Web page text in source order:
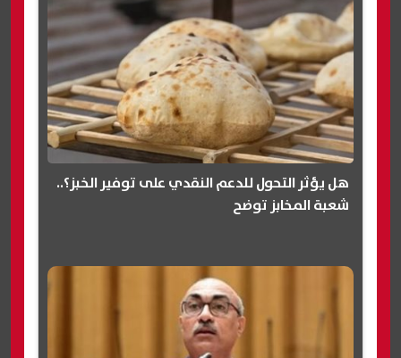
هل يؤثر التحول للدعم النقدي على توفير الخبز؟..
شعبة المخابز توضح